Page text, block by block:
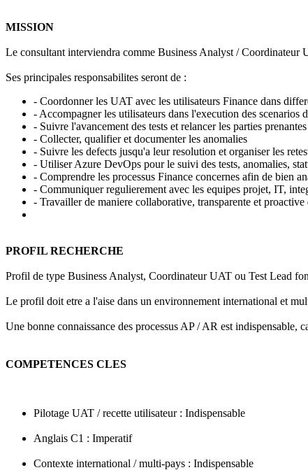
MISSION
Le consultant interviendra comme Business Analyst / Coordinateur
Ses principales responsabilites seront de :
- Coordonner les UAT avec les utilisateurs Finance dans
- Accompagner les utilisateurs dans l'execution des scenarios
- Suivre l'avancement des tests et relancer les parties
- Collecter, qualifier et documenter les anomalies
- Suivre les defects jusqu'a leur resolution et organiser les
- Utiliser Azure DevOps pour le suivi des tests, anomalies,
- Comprendre les processus Finance concernes afin de bien
- Communiquer regulierement avec les equipes projet, IT,
- Travailler de maniere collaborative, transparente et
PROFIL RECHERCHE
Profil de type Business Analyst, Coordinateur UAT ou Test Lead
Le profil doit etre a l'aise dans un environnement international et
Une bonne connaissance des processus AP / AR est
COMPETENCES CLES
Pilotage UAT / recette utilisateur : Indispensable
Anglais C1 : Imperatif
Contexte international / multi-pays : Indispensable